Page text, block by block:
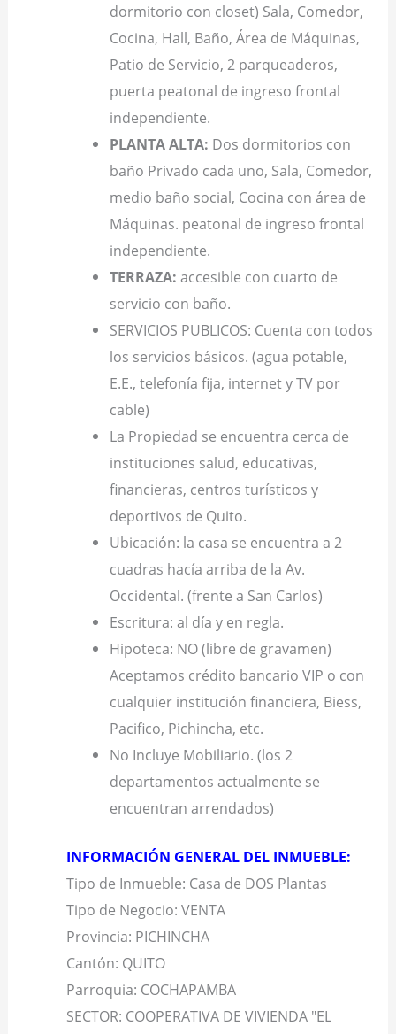
dormitorio con closet) Sala, Comedor,
Cocina, Hall, Baño, Área de Máquinas,
Patio de Servicio, 2 parqueaderos,
puerta peatonal de ingreso frontal
independiente.
PLANTA ALTA: Dos dormitorios con
baño Privado cada uno, Sala, Comedor,
medio baño social, Cocina con área de
Máquinas. peatonal de ingreso frontal
independiente.
TERRAZA: accesible con cuarto de
servicio con baño.
SERVICIOS PUBLICOS: Cuenta con todos
los servicios básicos. (agua potable,
E.E., telefonía fija, internet y TV por
cable)
La Propiedad se encuentra cerca de
instituciones salud, educativas,
financieras, centros turísticos y
deportivos de Quito.
Ubicación: la casa se encuentra a 2
cuadras hacía arriba de la Av.
Occidental. (frente a San Carlos)
Escritura: al día y en regla.
Hipoteca: NO (libre de gravamen)
Aceptamos crédito bancario VIP o con
cualquier institución financiera, Biess,
Pacifico, Pichincha, etc.
No Incluye Mobiliario. (los 2
departamentos actualmente se
encuentran arrendados)
INFORMACIÓN GENERAL DEL INMUEBLE:
Tipo de Inmueble: Casa de DOS Plantas
Tipo de Negocio: VENTA
Provincia: PICHINCHA
Cantón: QUITO
Parroquia: COCHAPAMBA
SECTOR: COOPERATIVA DE VIVIENDA "EL